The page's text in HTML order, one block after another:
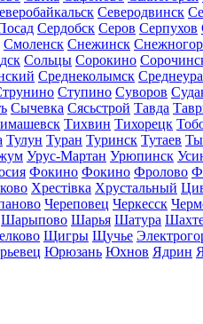
Северодвинск
Сердобск Серов Серпухов
Смоленск Снежинск
Сольцы Сорокино
Среднеколымск
Ступино Суворов
Сычевка Сясьстрой Тавда
Тихвин Тихорецк
Тулун Туран Туринск Тутаев
Урус-Мартан Урюпинск
Фокино Фокино Фролово
Хрестівка Хрустальный
Череповец Черкесск
Шарыпово Шарья Шатура
Щигры Щучье
Юрюзань Юхнов Ядрин